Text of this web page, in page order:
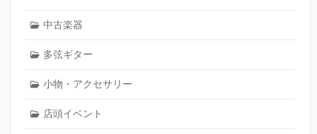
中古楽器
多弦ギター
小物・アクセサリー
店頭イベント